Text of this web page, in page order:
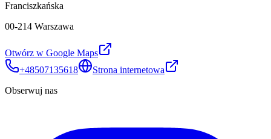
Franciszkańska
00-214 Warszawa
Otwórz w Google Maps
+48507135618
Strona internetowa
Obserwuj nas